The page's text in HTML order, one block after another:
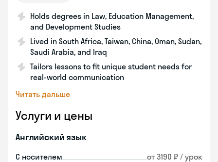
Holds degrees in Law, Education Management,
and Development Studies
Lived in South Africa, Taiwan, China, Oman, Sudan,
Saudi Arabia, and Iraq
Tailors lessons to fit unique student needs for
real-world communication
Читать дальше
Услуги и цены
Английский язык
С носителем от 3190 ₽ / урок